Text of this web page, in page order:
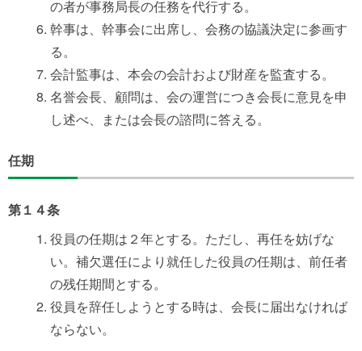
の者が事務局長の任務を代行する。
幹事は、幹事会に出席し、会務の協議決定に参画す
る。
会計監事は、本会の会計および財産を監査する。
名誉会長、顧問は、会の運営につき会長に意見を申
し述べ、または会長の諮問に答える。
任期
第１４条
役員の任期は２年とする。ただし、再任を妨げな
い。補欠選任により就任した役員の任期は、前任者
の残任期間とする。
役員を辞任しようとする時は、会長に届出なければ
ならない。